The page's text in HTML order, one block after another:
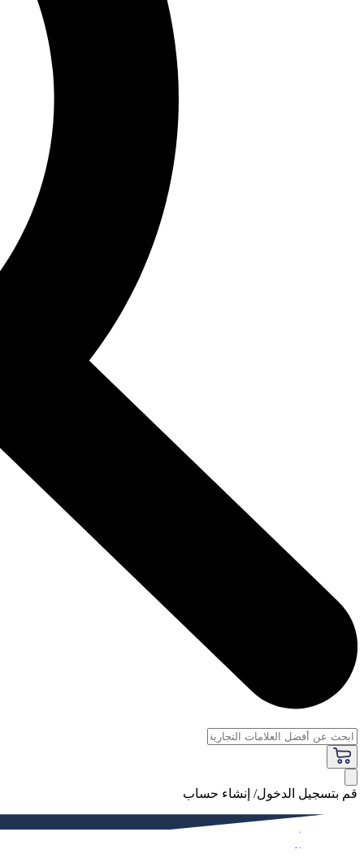
قم بتسجيل الدخول/ إنشاء حساب
فاخر
النساء
الرجال